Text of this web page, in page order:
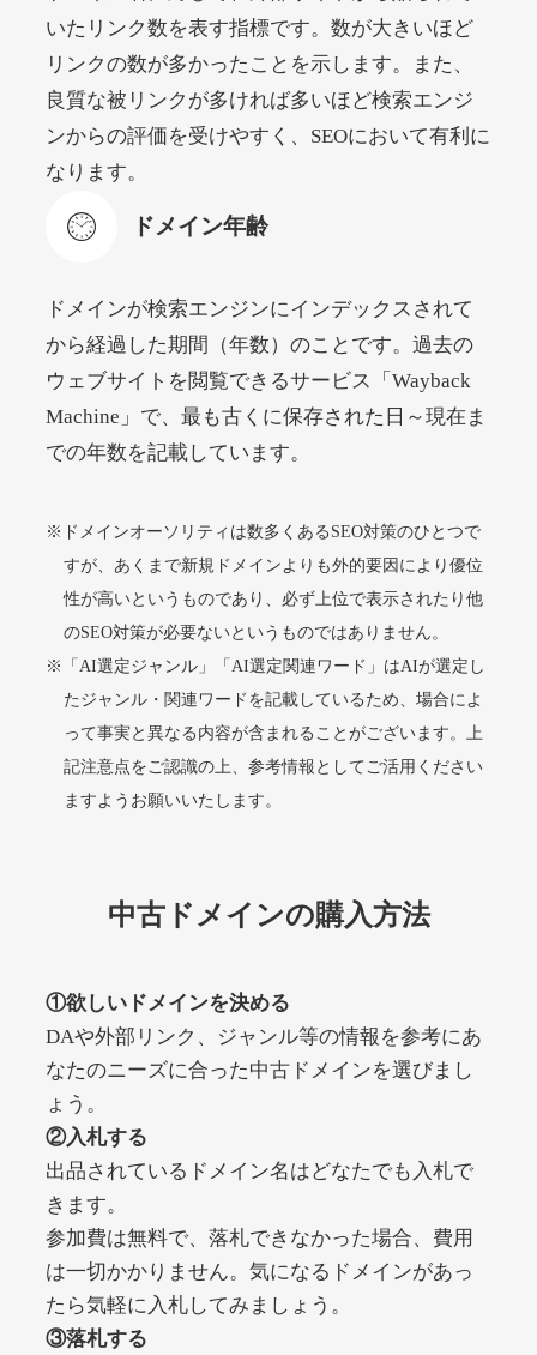
beamie.jp
ジャンルエンターテイメント
DA 52 外部リンク数
4,200円
詳細を見る
themusicnotebook.com
DA52 392
詳細を見る
alprostadil-br.info
ジャンルその他
DA51 外部リンク数 1202 ドメイン年齢1年
入札 0件
詳細を見る
10,800円 入札 0件
debtconsolidationorg.info
ジャンル
DA49 外部リンク数389 ドメイン年齢1年
10,800円 入札 0件
いたリンク数を表す指標です。数が大きいほど
リンクの数が多かったことを示します。また、
良質な被リンクが多ければ多いほど検索エンジ
ンからの評価を受けやすく、SEOにおいて有利に
なります。
ドメイン年齢
ドメインが検索エンジンにインデックスされて
から経過した期間（年数）のことです。過去の
ウェブサイトを閲覧できるサービス「Wayback
Machine」で、最も古くに保存された日～現在ま
での年数を記載しています。
※ドメインオーソリティは数多くあるSEO対策のひとつで
すが、あくまで新規ドメインよりも外的要因により優位
性が高いというものであり、必ず上位で表示されたり他
のSEO対策が必要ないというものではありません。
※「AI選定ジャンル」「AI選定関連ワード」はAIが選定し
たジャンル・関連ワードを記載しているため、場合によ
って事実と異なる内容が含まれることがございます。上
記注意点をご認識の上、参考情報としてご活用ください
ますようお願いいたします。
中古ドメインの購入方法
①欲しいドメインを決める
DAや外部リンク、ジャンル等の情報を参考にあ
なたのニーズに合った中古ドメインを選びまし
ょう。
②入札する
出品されているドメイン名はどなたでも入札で
きます。
参加費は無料で、落札できなかった場合、費用
は一切かかりません。気になるドメインがあっ
たら気軽に入札してみましょう。
③落札する